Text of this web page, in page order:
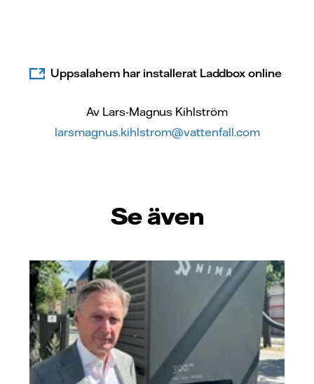
Uppsalahem har installerat Laddbox online
Av Lars-Magnus Kihlström
larsmagnus.kihlstrom@vattenfall.com
Se även